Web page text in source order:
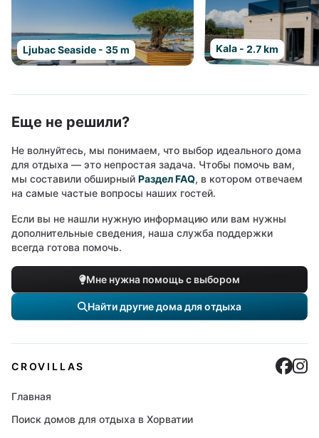
Ljubac Seaside - 35 m Kala - 2.7 km
Еще не решили?
Не волнуйтесь, мы понимаем, что выбор идеального дома
для отдыха — это непростая задача. Чтобы помочь вам,
мы составили обширный Раздел FAQ, в котором отвечаем
на самые частые вопросы наших гостей.
Если вы не нашли нужную информацию или вам нужны
дополнительные сведения, наша служба поддержки
всегда готова помочь.
Мне нужна помощь с выбором
Найти другие дома для отдыха
CROVILLAS
Главная
Поиск домов для отдыха в Хорватии